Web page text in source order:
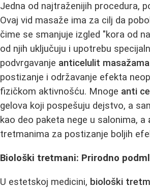
Jedna od najtraženijih procedura,
Ovaj vid masaže ima za cilj da
čime se smanjuje izgled "kora od
od njih uključuju i upotrebu
podvrgavanje anticelulit masažama
postizanje i održavanje efekta
fizičkom aktivnošću. Mnoge anti
gelova koji pospešuju dejstvo, a
kao deo paketa nege u salonima, a
tretmanima za postizanje boljih
Biološki tretmani: Prirodno
U estetskoj medicini, biološki